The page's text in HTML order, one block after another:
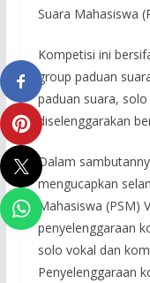
Suara Mahasiswa
Kompetisi ini
group paduan
paduan suara,
diselenggarakan
Dalam
mengucapkan
Mahasiswa (PSM)
penyelenggaraan
solo vokal dan
Penyelenggaraan